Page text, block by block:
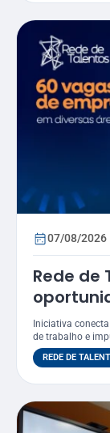
07/08/2026
Rede de
Iniciativa
de trabalho e
REDE DE